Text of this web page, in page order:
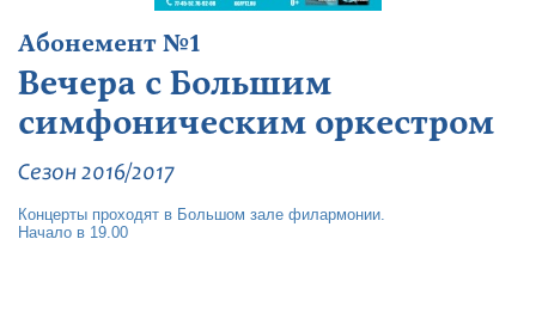
Абонемент №1
Вечера с Большим
симфоническим оркестром
Сезон 2016/2017
Концерты проходят в Большом зале филармонии.
Начало в 19.00